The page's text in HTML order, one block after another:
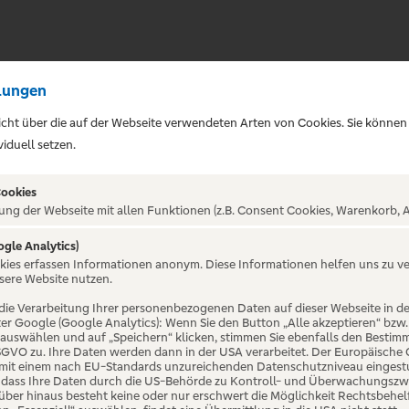
NICHT
über die auf der Webseite verwendeten Arten von Cookies. Sie
setzen.
der Webseite mit allen Funktionen (z.B. Consent Cookies, Warenkorb,
Analytics)
erfassen Informationen anonym. Diese Informationen helfen uns zu
Website nutzen.
Verarbeitung Ihrer personenbezogenen Daten auf dieser Webseite in
Google (Google Analytics): Wenn Sie den Button „Alle akzeptieren“
und auf „Speichern“ klicken, stimmen Sie ebenfalls den
zu. Ihre Daten werden dann in der USA verarbeitet. Der
einem nach EU-Standards unzureichenden Datenschutzniveau
Ihre Daten durch die US-Behörde zu Kontroll- und
hinaus besteht keine oder nur erschwert die Möglichkeit